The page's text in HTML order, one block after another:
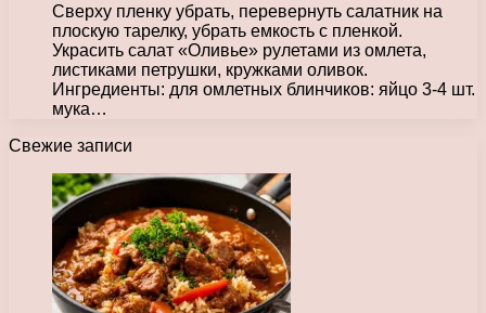
Сверху пленку убрать, перевернуть салатник на
плоскую тарелку, убрать емкость с пленкой.
Украсить салат «Оливье» рулетами из омлета,
листиками петрушки, кружками оливок.
Ингредиенты: для омлетных блинчиков: яйцо 3-4 шт.
мука…
Свежие записи